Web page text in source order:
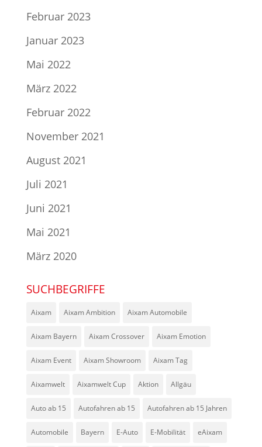
Februar 2023
Januar 2023
Mai 2022
März 2022
Februar 2022
November 2021
August 2021
Juli 2021
Juni 2021
Mai 2021
März 2020
SUCHBEGRIFFE
Aixam Aixam Ambition Aixam Automobile
Aixam Bayern Aixam Crossover Aixam Emotion
Aixam Event Aixam Showroom Aixam Tag
Aixamwelt Aixamwelt Cup Aktion Allgäu
Auto ab 15 Autofahren ab 15 Autofahren ab 15 Jahren
Automobile Bayern E-Auto E-Mobilität eAixam